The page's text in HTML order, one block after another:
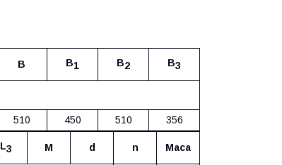
В В1 В2 В3
510 450 510
356
L3 M d n Маса